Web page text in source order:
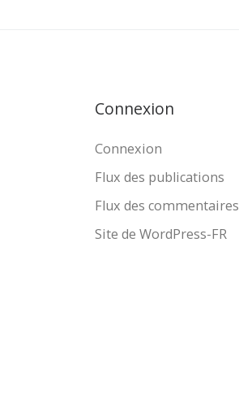
Connexion
Connexion
Flux des publications
Flux des commentaires
Site de WordPress-FR